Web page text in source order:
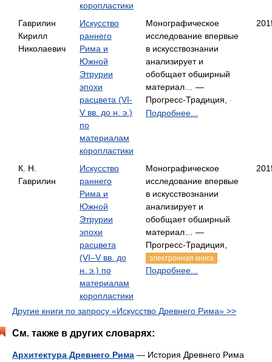
коропластики
Гаврилин
Кирилл
Николаевич
Искусство
раннего
Рима и
Южной
Этрурии
эпохи
расцвета (VI-
V вв. до н. э.)
по
материалам
коропластики
Монографическое
исследование впервые
в искусствознании
анализирует и
обобщает обширный
материал… —
Прогресс-Традиция,
-
Подробнее...
К. Н.
Гаврилин
Искусство
раннего
Рима и
Южной
Этрурии
эпохи
расцвета
(VI–V вв. до
н. э.) по
материалам
коропластики
Монографическое
исследование впервые
в искусствознании
анализирует и
обобщает обширный
материал… —
Прогресс-Традиция,
электронная книга
Подробнее...
Другие книги по запросу «Искусство Древнего Рима» >>
См. также в других словарях:
Архитектура Древнего Рима — История Древнего Рима